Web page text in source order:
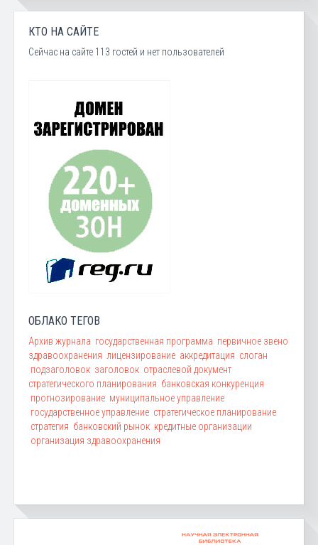
КТО НА САЙТЕ
Сейчас на сайте 113 гостей и нет пользователей
ОБЛАКО ТЕГОВ
Архив журнала государственная программа первичное звено
здравоохранения лицензирование аккредитация слоган
подзаголовок заголовок отраслевой документ
стратегического планирования банковская конкуренция
прогнозирование муниципальное управление
государственное управление стратегическое планирование
стратегия банковский рынок кредитные организации
организация здравоохранения